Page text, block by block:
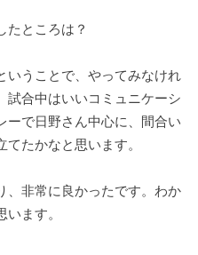
ところは？
うことで、やってみなけれ
試合中はいいコミュニケーシ
ーで日野さん中心に、間合い
たかなと思います。
、非常に良かったです。わか
ます。